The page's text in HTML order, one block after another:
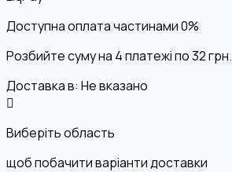
Доступна оплата частинами0%
Розбийте суму на 4 платежі по32грн.
Доставка в: Не вказано
Виберіть область
щоб побачити варіанти доставки